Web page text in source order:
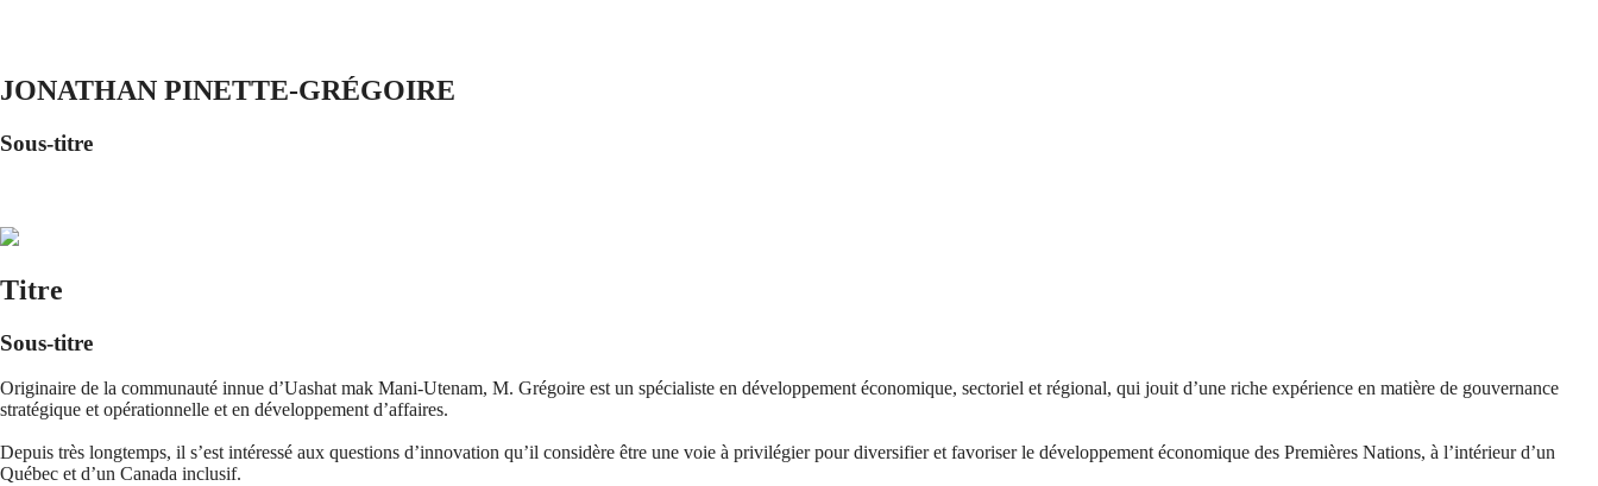
JONATHAN PINETTE-GRÉGOIRE
Sous-titre
Titre
Sous-titre
Originaire de la communauté innue d’Uashat mak Mani-Utenam, M. Grégoire est un spécialiste en développement économique, sectoriel et régional, qui jouit d’une riche expérience en matière de gouvernance
stratégique et opérationnelle et en développement d’affaires.
Depuis très longtemps, il s’est intéressé aux questions d’innovation qu’il considère être une voie à privilégier pour diversifier et favoriser le développement économique des Premières Nations, à l’intérieur d’un
Québec et d’un Canada inclusif.